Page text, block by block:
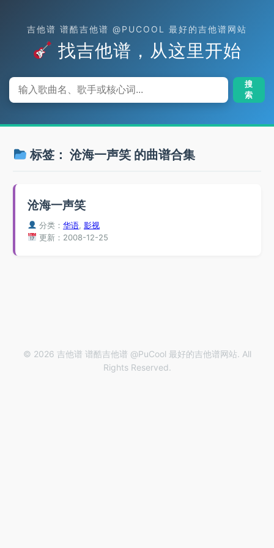
吉他谱 谱酷吉他谱 @PUCOOL 最好的吉他谱网站
找吉他谱，从这里开始
搜
索
标签： 沧海一声笑的曲谱合集
沧海一声笑
分类：华语 ,影视
更新：2008-12-25
© 2026 吉他谱 谱酷吉他谱 @PuCool 最好的吉他谱网站. All
Rights Reserved.